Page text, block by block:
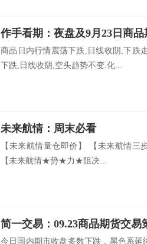
作手看期：夜盘及9月23日商
商品日内行情震荡下跌,日线收阴,下跌
下跌,日线收阴,空头趋势不变.化...
未来航情：周末必看
【未来航情量仓即价】 【未来航情三
【未来航情★势★力★阻决...
简一交易：09.23商品期货交易
今日国内期市收盘多数下跌，黑色系延